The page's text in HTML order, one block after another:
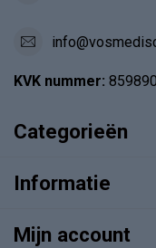
KVK nummer:
Categorieën
Informatie
Mijn account